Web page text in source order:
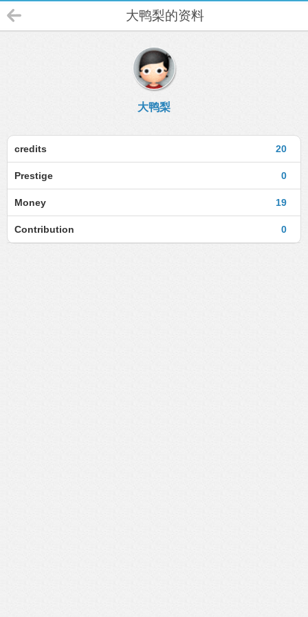
大鸭梨的资料
大鸭梨
20
credits
0
Prestige
19
Money
0
Contribution